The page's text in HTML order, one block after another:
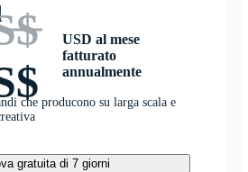
USD al mese
fatturato
annualmente
che producono su larga scala e
gratuita di 7 giorni